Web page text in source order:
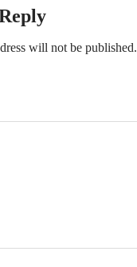
will not be published.